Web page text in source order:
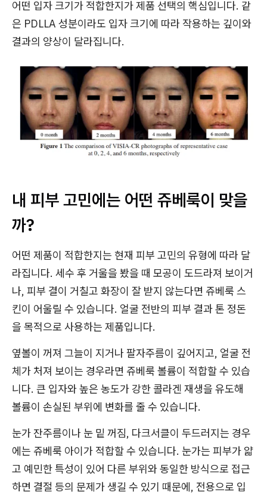
어떤 입자 크기가 적합한지가 제품 선택의 핵심입니다. 같
은 PDLLA 성분이라도 입자 크기에 따라 작용하는 깊이와
결과의 양상이 달라집니다.
내 피부 고민에는 어떤 쥬베룩이 맞을
까?
어떤 제품이 적합한지는 현재 피부 고민의 유형에 따라 달
라집니다. 세수 후 거울을 봤을 때 모공이 도드라져 보이거
나, 피부 결이 거칠고 화장이 잘 받지 않는다면 쥬베룩 스
킨이 어울릴 수 있습니다. 얼굴 전반의 피부 결과 톤 정돈
을 목적으로 사용하는 제품입니다.
옆볼이 꺼져 그늘이 지거나 팔자주름이 깊어지고, 얼굴 전
체가 처져 보이는 경우라면 쥬베룩 볼륨이 적합할 수 있습
니다. 큰 입자와 높은 농도가 강한 콜라겐 재생을 유도해
볼륨이 손실된 부위에 변화를 줄 수 있습니다.
눈가 잔주름이나 눈 밑 꺼짐, 다크서클이 두드러지는 경우
에는 쥬베룩 아이가 적합할 수 있습니다. 눈가는 피부가 얇
고 예민한 특성이 있어 다른 부위와 동일한 방식으로 접근
하면 결절 등의 문제가 생길 수 있기 때문에, 전용으로 입